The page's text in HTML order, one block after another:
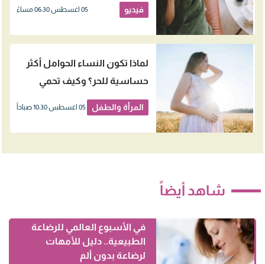
فيديو 05 اغسطس 06:30 مساءً
لماذا تكون النساء الحوامل أكثر
حساسية للحر؟ وكيف تحمي
نفسك وجنينك؟
المرأة والطفل 05 اغسطس 10:30 صباحاً
شاهد أيضاً
في الأسبوع العالمي للرضاعة
الطبيعية.. دليل للأمهات
لرضاعة بدون ألم